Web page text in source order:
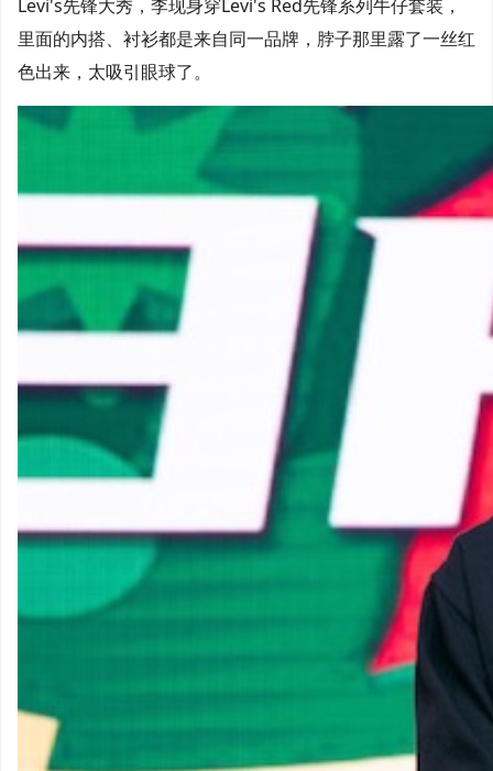
Levi's先锋大秀，李现身穿Levi's Red先锋系列牛仔套装，
里面的内搭、衬衫都是来自同一品牌，脖子那里露了一丝红
色出来，太吸引眼球了。